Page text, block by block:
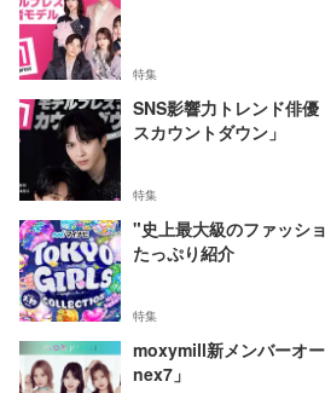
特集
SNS影響力トレンド俳
スカウントダウン」
特集
"史上最大級のファッシ
たっぷり紹介
特集
moxymill新メンバーオ
nex7」